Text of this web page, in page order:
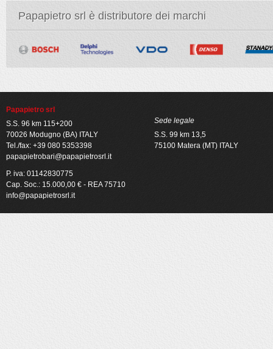
Papapietro srl è distributore dei marchi
Papapietro srl
S.S. 96 km 115+200
70026 Modugno (BA) ITALY
Tel./fax: +39 080 5353398
papapietrobari@papapietrosrl.it
P. iva: 01142830775
Cap. Soc.: 15.000,00 € - REA 75710
info@papapietrosrl.it
Sede legale
S.S. 99 km 13,5
75100 Matera (MT) ITALY